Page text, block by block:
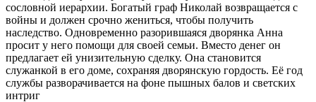
сословной иерархии. Богатый граф Николай возвращается с
войны и должен срочно жениться, чтобы получить
наследство. Одновременно разорившаяся дворянка Анна
просит у него помощи для своей семьи. Вместо денег он
предлагает ей унизительную сделку. Она становится
служанкой в его доме, сохраняя дворянскую гордость. Её год
службы разворачивается на фоне пышных балов и светских
интриг